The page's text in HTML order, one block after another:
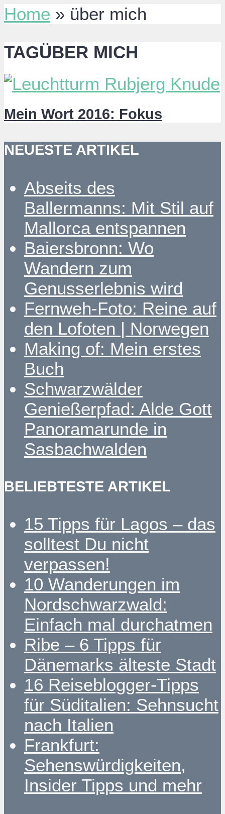
Home » über mich
TAGÜBER MICH
Mein Wort 2016: Fokus
NEUESTE ARTIKEL
Abseits des
Ballermanns: Mit Stil auf
Mallorca entspannen
Baiersbronn: Wo
Wandern zum
Genusserlebnis wird
Fernweh-Foto: Reine auf
den Lofoten | Norwegen
Making of: Mein erstes
Buch
Schwarzwälder
Genießerpfad: Alde Gott
Panoramarunde in
Sasbachwalden
BELIEBTESTE ARTIKEL
15 Tipps für Lagos – das
solltest Du nicht
verpassen!
10 Wanderungen im
Nordschwarzwald:
Einfach mal durchatmen
Ribe – 6 Tipps für
Dänemarks älteste Stadt
16 Reiseblogger-Tipps
für Süditalien: Sehnsucht
nach Italien
Frankfurt:
Sehenswürdigkeiten,
Insider Tipps und mehr